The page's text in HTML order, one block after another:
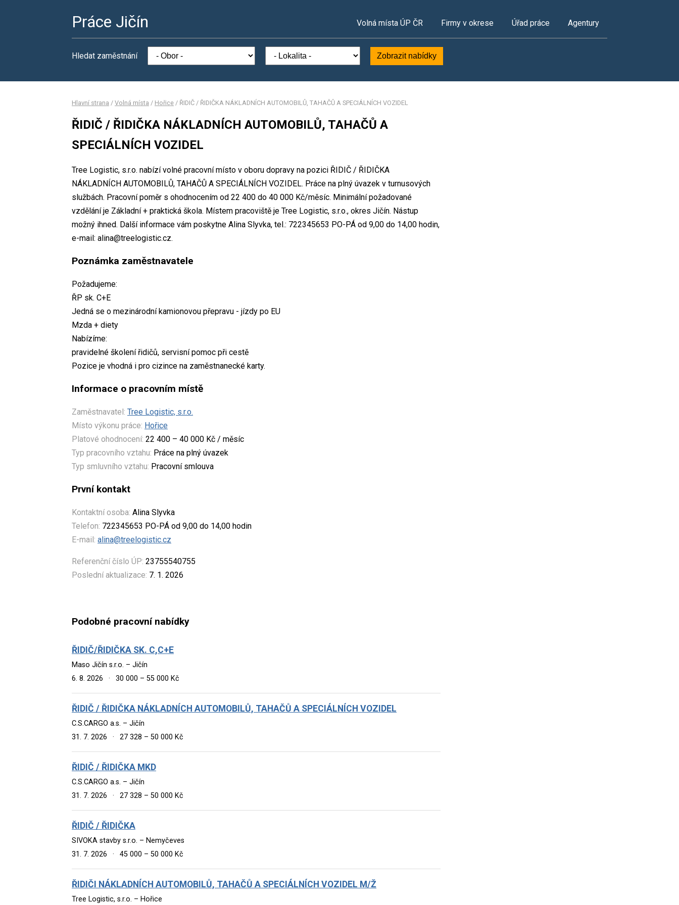
Práce Jičín Volná místa ÚP ČR Firmy v okrese Úřad práce Agentury
Hledat zaměstnání Zobrazit nabídky
Hlavní strana / Volná místa / Hořice / ŘIDIČ / ŘIDIČKA NÁKLADNÍCH AUTOMOBILŮ, TAHAČŮ A SPECIÁLNÍCH VOZIDEL
ŘIDIČ / ŘIDIČKA NÁKLADNÍCH AUTOMOBILŮ, TAHAČŮ A
SPECIÁLNÍCH VOZIDEL
Tree Logistic, s.r.o. nabízí volné pracovní místo v oboru dopravy na pozici ŘIDIČ / ŘIDIČKA
NÁKLADNÍCH AUTOMOBILŮ, TAHAČŮ A SPECIÁLNÍCH VOZIDEL. Práce na plný úvazek v turnusových
službách. Pracovní poměr s ohodnocením od 22 400 do 40 000 Kč/měsíc. Minimální požadované
vzdělání je Základní + praktická škola. Místem pracoviště je Tree Logistic, s.r.o., okres Jičín. Nástup
možný ihned. Další informace vám poskytne Alina Slyvka, tel.: 722345653 PO-PÁ od 9,00 do 14,00 hodin,
e-mail: alina@treelogistic.cz.
Poznámka zaměstnavatele
Požadujeme:
ŘP sk. C+E
Jedná se o mezinárodní kamionovou přepravu - jízdy po EU
Mzda + diety
Nabízíme:
pravidelné školení řidičů, servisní pomoc při cestě
Pozice je vhodná i pro cizince na zaměstnanecké karty.
Informace o pracovním místě
Zaměstnavatel: Tree Logistic, s.r.o.
Místo výkonu práce: Hořice
Platové ohodnocení: 22 400 – 40 000 Kč / měsíc
Typ pracovního vztahu: Práce na plný úvazek
Typ smluvního vztahu: Pracovní smlouva
První kontakt
Kontaktní osoba: Alina Slyvka
Telefon: 722345653 PO-PÁ od 9,00 do 14,00 hodin
E-mail: alina@treelogistic.cz
Referenční číslo ÚP: 23755540755
Poslední aktualizace: 7. 1. 2026
Podobné pracovní nabídky
ŘIDIČ/ŘIDIČKA SK. C,C+E
Maso Jičín s.r.o. – Jičín
6. 8. 2026
· 30 000 – 55 000 Kč
ŘIDIČ / ŘIDIČKA NÁKLADNÍCH AUTOMOBILŮ, TAHAČŮ A SPECIÁLNÍCH VOZIDEL
C.S.CARGO a.s. – Jičín
31. 7. 2026
· 27 328 – 50 000 Kč
ŘIDIČ / ŘIDIČKA MKD
C.S.CARGO a.s. – Jičín
31. 7. 2026
· 27 328 – 50 000 Kč
ŘIDIČ / ŘIDIČKA
SIVOKA stavby s.r.o. – Nemyčeves
31. 7. 2026
· 45 000 – 50 000 Kč
ŘIDIČI NÁKLADNÍCH AUTOMOBILŮ, TAHAČŮ A SPECIÁLNÍCH VOZIDEL M/Ž
Tree Logistic, s.r.o. – Hořice